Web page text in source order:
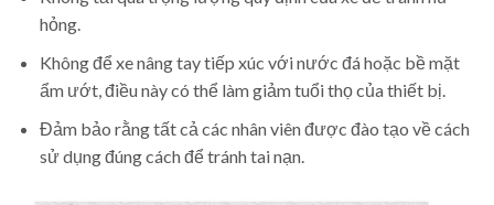
hỏng.
Không để xe nâng tay tiếp xúc với nước đá hoặc bề mặt
ẩm ướt, điều này có thể làm giảm tuổi thọ của thiết bị.
Đảm bảo rằng tất cả các nhân viên được đào tạo về cách
sử dụng đúng cách để tránh tai nạn.